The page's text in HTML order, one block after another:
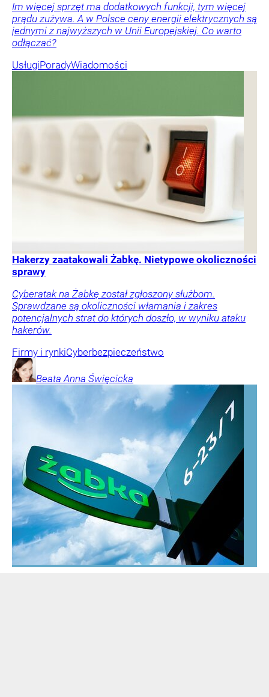
Im więcej sprzęt ma dodatkowych funkcji, tym więcej
prądu zużywa. A w Polsce ceny energii elektrycznych są
jednymi z najwyższych w Unii Europejskiej. Co warto
odłączać?
UsługiPoradyWiadomości
Hakerzy zaatakowali Żabkę. Nietypowe okoliczności
sprawy
Cyberatak na Żabkę został zgłoszony służbom.
Sprawdzane są okoliczności włamania i zakres
potencjalnych strat do których doszło, w wyniku ataku
hakerów.
Firmy i rynkiCyberbezpieczeństwo
Beata Anna Święcicka